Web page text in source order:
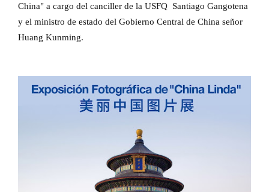
China" a cargo del canciller de la USFQ Santiago Gangotena
y el ministro de estado del Gobierno Central de China señor
Huang Kunming.